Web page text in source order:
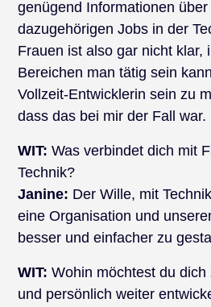
genügend Informationen
dazugehörigen Jobs in der
Frauen ist also gar nicht klar,
Bereichen man tätig sein
Vollzeit-Entwicklerin sein zu
dass das bei mir der Fall war.
WIT: Was verbindet dich mit
Technik?
Janine: Der Wille, mit
eine Organisation und
besser und einfacher zu
WIT: Wohin möchtest du dich
und persönlich weiter